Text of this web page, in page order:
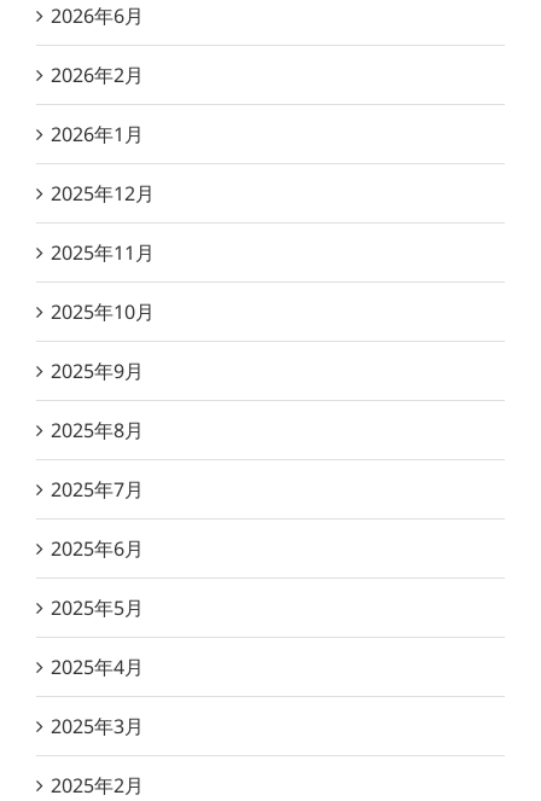
2026年6月
2026年2月
2026年1月
2025年12月
2025年11月
2025年10月
2025年9月
2025年8月
2025年7月
2025年6月
2025年5月
2025年4月
2025年3月
2025年2月